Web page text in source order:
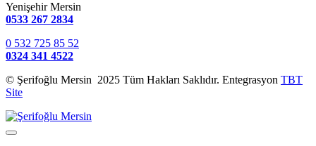
Yenişehir Mersin
0533 267 2834
0 532 725 85 52
0324 341 4522
© Şerifoğlu Mersin 2025 Tüm Hakları Saklıdır. Entegrasyon TBT
Site